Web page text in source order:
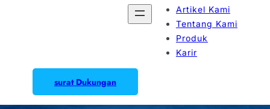
Artikel Kami
Tentang Kami
Produk
Karir
surat Dukungan